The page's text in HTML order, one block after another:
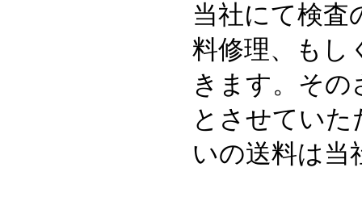
当社にて検査
料修理、もし
きます。そ
とさせてい
いの送料は当